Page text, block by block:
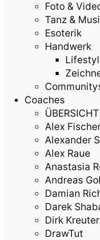
Foto &
Tanz &
Esoterik
Handwerk
Coaches
ÜBERSICHT
Alex
Alexander
Alex Raue
Anastasia
Andreas
Damian
Darek
Dirk Kreuter
DrawTut